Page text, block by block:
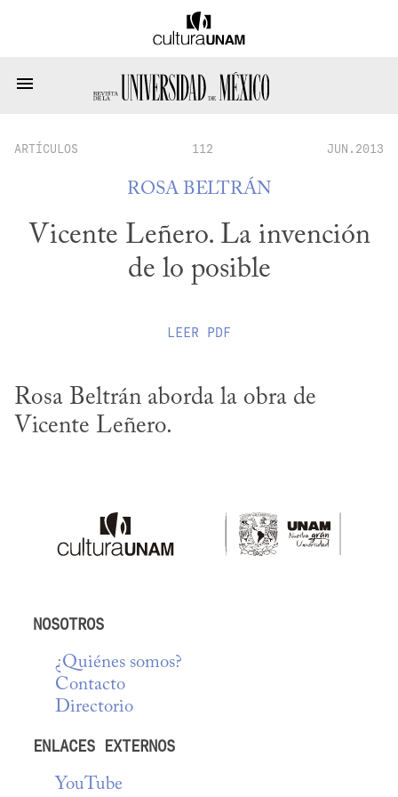
ARTÍCULOS 112 JUN.2013
ROSA BELTRÁN
Vicente Leñero. La invención
de lo posible
LEER PDF
Rosa Beltrán aborda la obra de
Vicente Leñero.
NOSOTROS
¿Quiénes somos?
Contacto
Directorio
ENLACES EXTERNOS
YouTube